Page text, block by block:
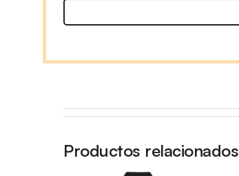
Productos relacionados